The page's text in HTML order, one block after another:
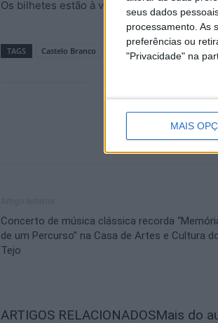
seus dados
processamento. As
preferências ou
"Privacidade" na
MAIS
Os bilhetes estão à venda nos locais
TAGS Castelo Branco CCCCB Centro de
Concerto de música clássica recorda
de um Percurso” na Casa de Artes e Cultura
Tejo
ARTIGOS RELACIONADOSMais do